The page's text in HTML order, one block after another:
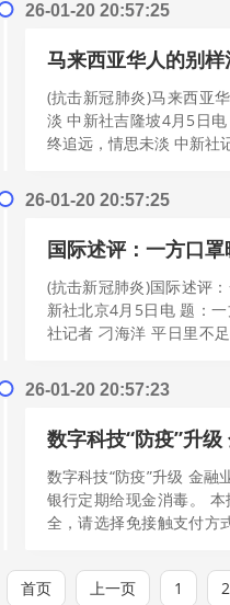
26-01-20 20:57:25
马来西亚华人的别
(抗击新冠肺炎)马来西亚
淡 中新社吉隆坡4月5日
终追远，情思未淡 中新社
26-01-20 20:57:25
国际述评：一方口
(抗击新冠肺炎)国际述评
新社北京4月5日电 题：
社记者 刁海洋 平日里不
26-01-20 20:57:23
数字科技“防疫”升
数字科技“防疫”升级 金融
银行定期给现金消毒。
全，请选择免接触支付方
首页 上一页 1 2